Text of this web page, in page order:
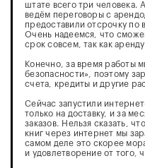
штате всего три человека.
ведём переговоры с
предоставили отсрочку по
Очень надеемся, что
срок совсем, так как
Конечно, за время работы
безопасности», поэтому
счета, кредиты и другие
Сейчас запустили
только на доставку, и за
заказов. Нельзя сказать,
книг через интернет мы
самом деле это скорее
и удовлетворение от того,